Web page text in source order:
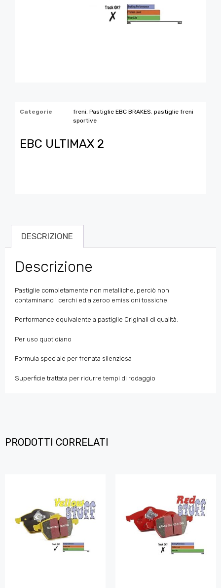
Categorie freni Pastiglie EBC BRAKES pastiglie freni
sportive
EBC ULTIMAX 2
DESCRIZIONE
Descrizione
Pastiglie completamente non metalliche, perciò non
contaminano i cerchi ed a zeroo emissioni tossiche.
Performance equivalente a pastiglie Originali di qualità.
Per uso quotidiano
Formula speciale per frenata silenziosa
Superficie trattata per ridurre tempi di rodaggio
PRODOTTI CORRELATI